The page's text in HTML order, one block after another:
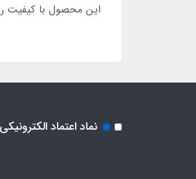
این محصول با کیفیت
نماد اعتماد الکترونیکی